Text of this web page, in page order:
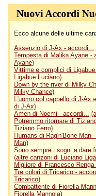
Nuovi Accordi
Ecco alcune delle ultime
Assenzio di J-Ax - accordi...
Tempesta di Malika Ayane -
Ayane)
Vittime e complici di
Ligabue Luciano)
Down by the river di Milky
Milky Chance)
L'uomo col cappello di J-Ax
di J-Ax)
Amen di Noemi - accordi...
Potremmo ritornare di
Tiziano Ferro)
Humans di Rag'n'Bone Man
Man)
Sono sempre i sogni a dare
(altre canzoni di Luciano
Migliore di Francesco
Tre colori di Tricarico -
Tricarico)
Combattente di Fiorella
Fiorella Mannoia)